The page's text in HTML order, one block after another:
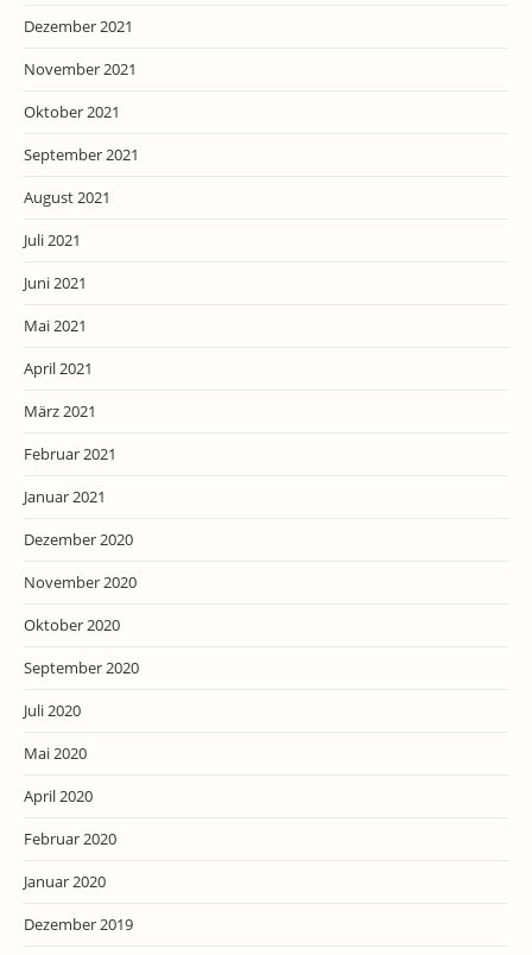
Dezember 2021
November 2021
Oktober 2021
September 2021
August 2021
Juli 2021
Juni 2021
Mai 2021
April 2021
März 2021
Februar 2021
Januar 2021
Dezember 2020
November 2020
Oktober 2020
September 2020
Juli 2020
Mai 2020
April 2020
Februar 2020
Januar 2020
Dezember 2019